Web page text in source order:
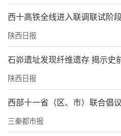
西十高铁全线进入联调联试阶
陕西日报
石峁遗址发现纤维遗存 揭示史
陕西日报
西部十一省（区、市）联合倡
三秦都市报